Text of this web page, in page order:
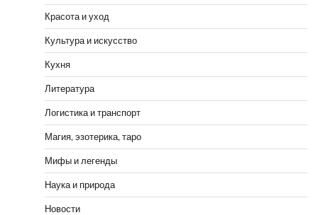
Красота и уход
Культура и искусство
Кухня
Литература
Логистика и транспорт
Магия, эзотерика, таро
Мифы и легенды
Наука и природа
Новости